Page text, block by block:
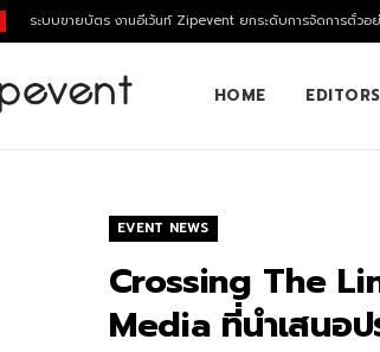
ระบบขายบัตร งานอีเว้นท์ Zipevent ยกระดับการจัดการตั๋วอ
HOME
EVENT NEWS
Crossing The
Media ที่นำเสนอ